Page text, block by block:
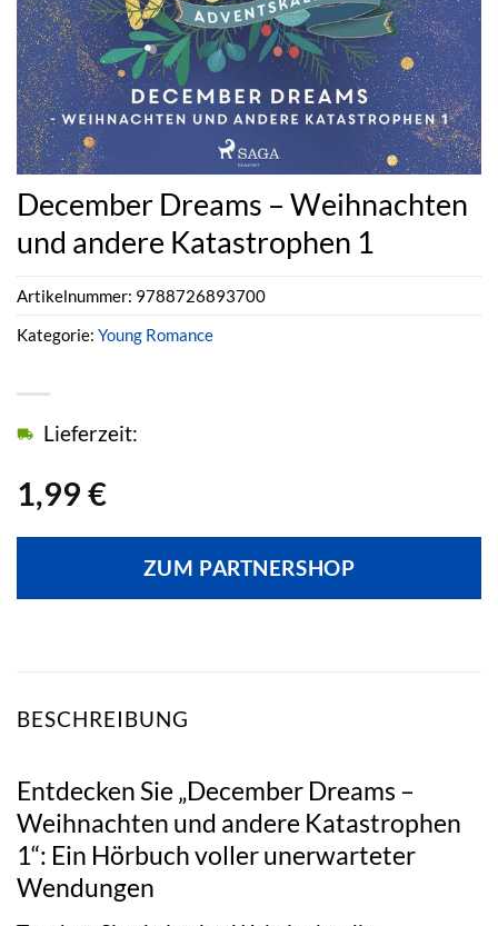
December Dreams – Weihnachten
und andere Katastrophen 1
1,99 €
Lieferzeit:
ZUM PARTNERSHOP
Artikelnummer: 9788726893700
Kategorie: Young Romance
BESCHREIBUNG
Entdecken Sie „December Dreams –
Weihnachten und andere Katastrophen
1“: Ein Hörbuch voller unerwarteter
Wendungen